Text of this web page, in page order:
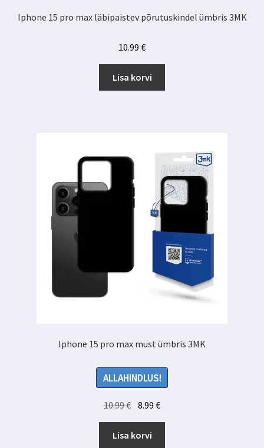
Iphone 15 pro max läbipaistev põrutuskindel ümbris 3MK
10.99 €
Lisa korvi
Iphone 15 pro max must ümbris 3MK
ALLAHINDLUS!
10.99€ Algne
hind
oli:
8.99€Praegune
hind
Lisa korvi